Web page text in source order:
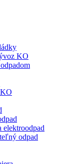
KO
elektroodpad
odpad